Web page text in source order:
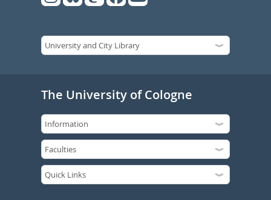
The University of Cologne